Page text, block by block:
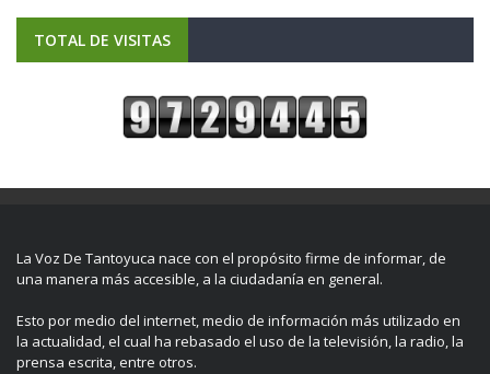
TOTAL DE VISITAS
La Voz De Tantoyuca nace con el propósito firme de informar, de
una manera más accesible, a la ciudadanía en general.
Esto por medio del internet, medio de información más utilizado en
la actualidad, el cual ha rebasado el uso de la televisión, la radio, la
prensa escrita, entre otros.